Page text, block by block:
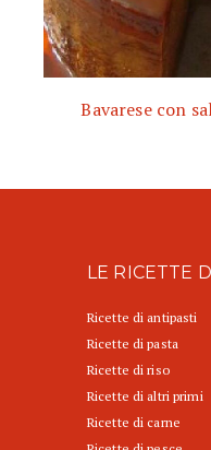
Bavarese con
LE RICETTE
Ricette di antipasti
Ricette di pasta
Ricette di riso
Ricette di altri primi
Ricette di carne